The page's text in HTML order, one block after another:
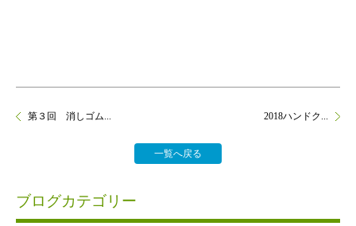
第３回 消しゴム...
一覧へ戻る
2018ハンドク...
ブログカテゴリー